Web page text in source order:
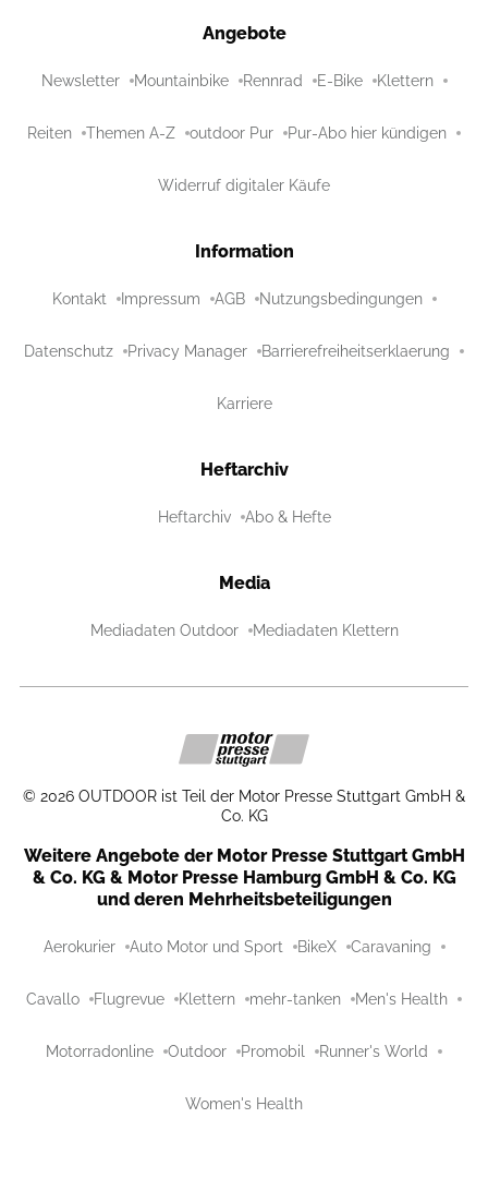
Angebote
Newsletter Mountainbike Rennrad E-Bike Klettern
Reiten Themen A-Z outdoor Pur Pur-Abo hier kündigen
Widerruf digitaler Käufe
Information
Kontakt Impressum AGB Nutzungsbedingungen
Datenschutz Privacy Manager Barrierefreiheitserklaerung
Karriere
Heftarchiv
Heftarchiv Abo & Hefte
Media
Mediadaten Outdoor Mediadaten Klettern
© 2026 OUTDOOR ist Teil der Motor Presse Stuttgart GmbH &
Co. KG
Weitere Angebote der Motor Presse Stuttgart GmbH
& Co. KG & Motor Presse Hamburg GmbH & Co. KG
und deren Mehrheitsbeteiligungen
Aerokurier Auto Motor und Sport BikeX Caravaning
Cavallo Flugrevue Klettern mehr-tanken Men's Health
Motorradonline Outdoor Promobil Runner's World
Women's Health